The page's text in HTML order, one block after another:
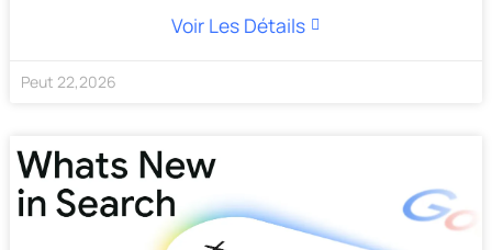
Voir Les Détails
Peut 22,2026